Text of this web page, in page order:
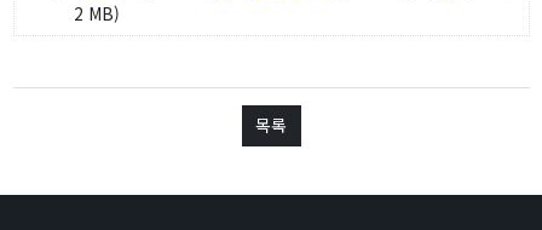
2 MB)
목록